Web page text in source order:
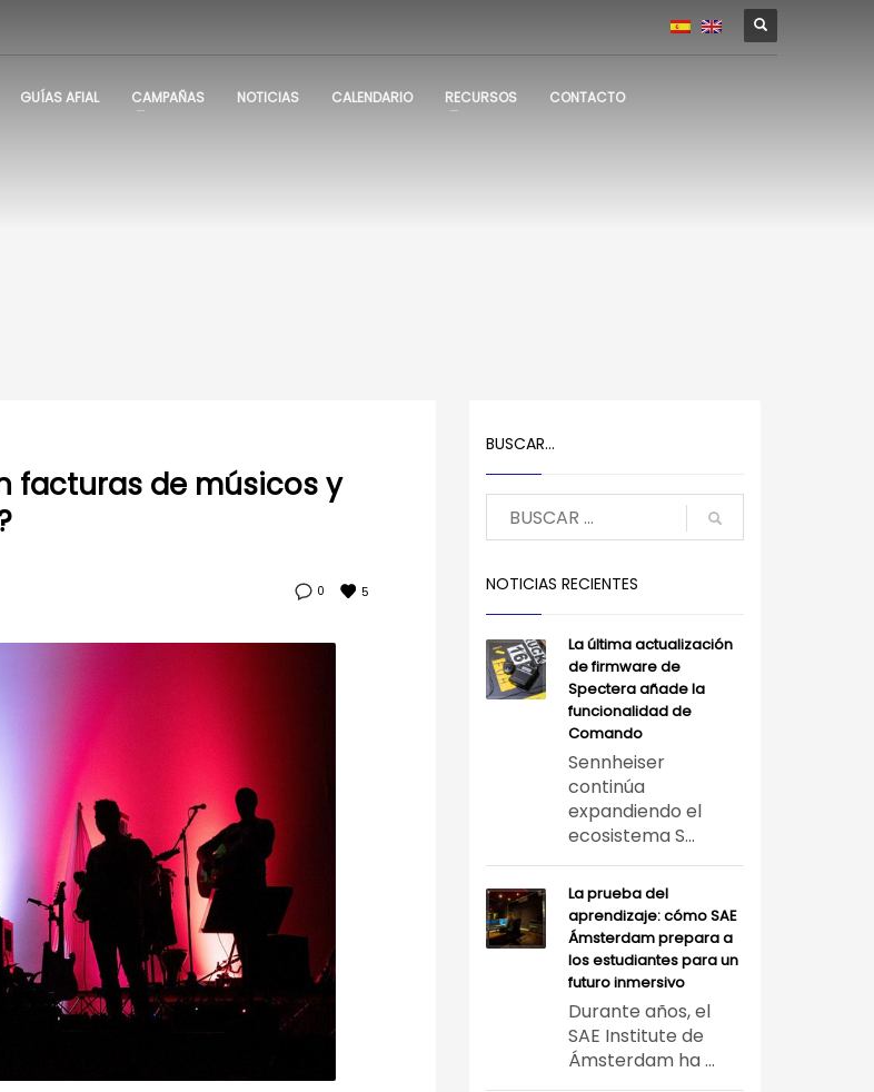
GUÍAS AFIAL CAMPAÑAS NOTICIAS CALENDARIO RECURSOS CONTACTO
facturas de músicos y
0 5
BUSCAR…
NOTICIAS RECIENTES
La última actualización
de firmware de
Spectera añade la
funcionalidad de
Comando
Sennheiser
continúa
expandiendo el
ecosistema S...
La prueba del
aprendizaje: cómo SAE
Ámsterdam prepara a
los estudiantes para un
futuro inmersivo
Durante años, el
SAE Institute de
Ámsterdam ha ...